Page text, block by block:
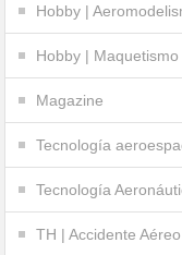
Hobby |
Hobby | Maquetismo
Magazine
Tecnología
Tecnología
TH | Accidente Aéreo